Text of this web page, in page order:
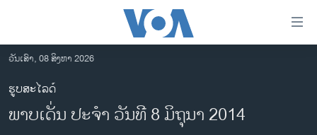
ເຂົ້າ
ຫາ
ຂ້າມ
ຂ້າມ
ລາວ
ອາເມຣິກາ
ວັນເສົາ, 08 ສິງຫາ 2026
ຮູບສະໄລດ໌
ພາບ​ເດັ່ນ​ ປະ​ຈຳ ວັນ​ທີ 8 ມິ​ຖຸ​ນາ 2014